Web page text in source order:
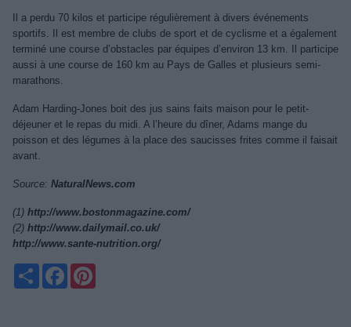
Il a perdu 70 kilos et participe régulièrement à divers événements
sportifs. Il est membre de clubs de sport et de cyclisme et a également
terminé une course d’obstacles par équipes d’environ 13 km. Il participe
aussi à une course de 160 km au Pays de Galles et plusieurs semi-
marathons.
Adam Harding-Jones boit des jus sains faits maison pour le petit-
déjeuner et le repas du midi. A l’heure du dîner, Adams mange du
poisson et des légumes à la place des saucisses frites comme il faisait
avant.
Source: NaturalNews.com
(1) http://www.bostonmagazine.com/
(2) http://www.dailymail.co.uk/
http://www.sante-nutrition.org/
PartagerFacebook